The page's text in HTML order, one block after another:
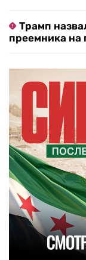
Трамп
преемника на